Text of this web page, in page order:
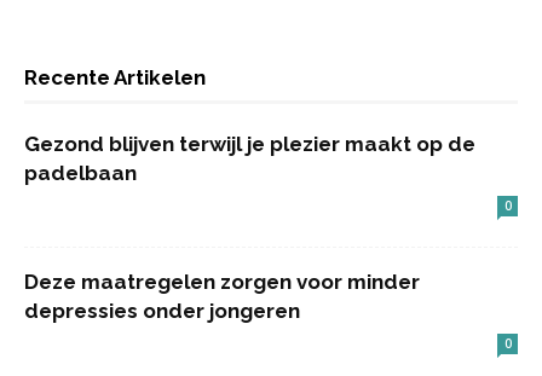
Recente Artikelen
Gezond blijven terwijl je plezier maakt op de
padelbaan
0
Deze maatregelen zorgen voor minder
depressies onder jongeren
0